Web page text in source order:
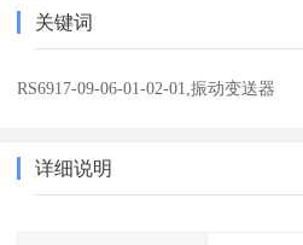
关键词
RS6917-09-06-01-02-01,振动变送器
详细说明